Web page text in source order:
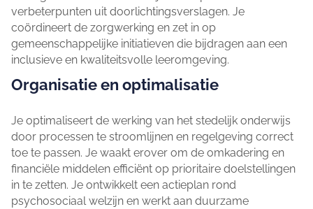
verbeterpunten uit doorlichtingsverslagen. Je
coördineert de zorgwerking en zet in op
gemeenschappelijke initiatieven die bijdragen aan een
inclusieve en kwaliteitsvolle leeromgeving.
Organisatie en optimalisatie
Je optimaliseert de werking van het stedelijk onderwijs
door processen te stroomlijnen en regelgeving correct
toe te passen. Je waakt erover om de omkadering en
financiële middelen efficiënt op prioritaire doelstellingen
in te zetten. Je ontwikkelt een actieplan rond
psychosociaal welzijn en werkt aan duurzame